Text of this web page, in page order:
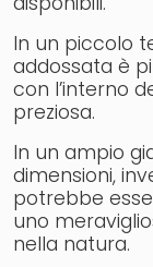
In un piccolo
addossata è
con l’interno
preziosa.
In un ampio
dimensioni,
potrebbe
uno
nella natura.